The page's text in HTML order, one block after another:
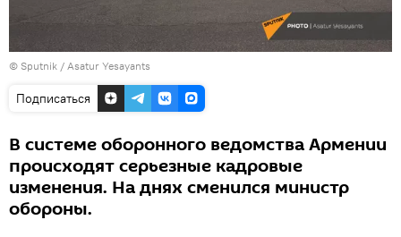
© Sputnik / Asatur Yesayants
Подписаться
В системе оборонного ведомства Армении
происходят серьезные кадровые
изменения. На днях сменился министр
обороны.